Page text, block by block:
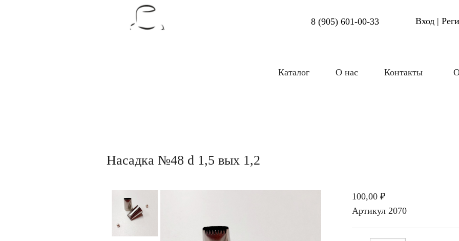
8 (905) 601-00-33 Вход |
Каталог О нас Контакты
Насадка №48 d 1,5 вых 1,2
100,00 ₽
Артикул 2070